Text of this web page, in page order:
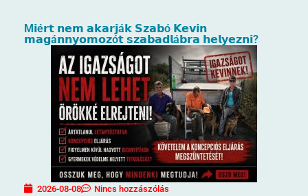
M𝗶é𝗿𝘁 𝗻𝗲𝗺 𝗮𝗸𝗮𝗿𝗷á𝗸 𝗦𝘇𝗮𝗯ó 𝗞𝗲𝘃𝗶𝗻
𝗺𝗮𝗴á𝗻𝗻𝘆𝗼𝗺𝗼𝘇ó𝘁 𝘀𝘇𝗮𝗯𝗮𝗱𝗹á𝗯𝗿𝗮 𝗵𝗲𝗹𝘆𝗲𝘇𝗻𝗶?
2026-08-08 Nincs hozzászólás